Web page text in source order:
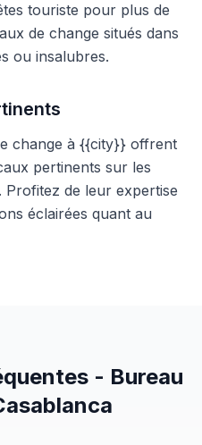
touriste pour plus de
de change situés dans
ou insalubres.
change à {{city}} offrent
pertinents sur les
Profitez de leur expertise
éclairées quant au
- Bureau